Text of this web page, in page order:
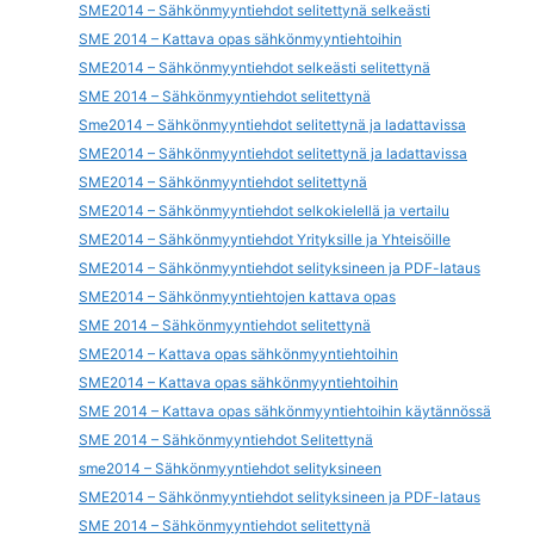
SME2014 – Sähkönmyyntiehdot selitettynä selkeästi
SME 2014 – Kattava opas sähkönmyyntiehtoihin
SME2014 – Sähkönmyyntiehdot selkeästi selitettynä
SME 2014 – Sähkönmyyntiehdot selitettynä
Sme2014 – Sähkönmyyntiehdot selitettynä ja ladattavissa
SME2014 – Sähkönmyyntiehdot selitettynä ja ladattavissa
SME2014 – Sähkönmyyntiehdot selitettynä
SME2014 – Sähkönmyyntiehdot selkokielellä ja vertailu
SME2014 – Sähkönmyyntiehdot Yrityksille ja Yhteisöille
SME2014 – Sähkönmyyntiehdot selityksineen ja PDF-lataus
SME2014 – Sähkönmyyntiehtojen kattava opas
SME 2014 – Sähkönmyyntiehdot selitettynä
SME2014 – Kattava opas sähkönmyyntiehtoihin
SME2014 – Kattava opas sähkönmyyntiehtoihin
SME 2014 – Kattava opas sähkönmyyntiehtoihin käytännössä
SME 2014 – Sähkönmyyntiehdot Selitettynä
sme2014 – Sähkönmyyntiehdot selityksineen
SME2014 – Sähkönmyyntiehdot selityksineen ja PDF-lataus
SME 2014 – Sähkönmyyntiehdot selitettynä